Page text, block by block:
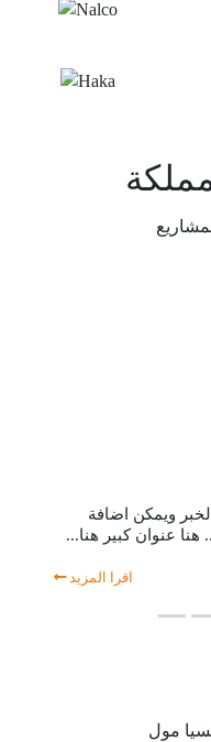
ويمكن اضافة
هنا عنوان كبير هنا...
اقرا المزيد
مول